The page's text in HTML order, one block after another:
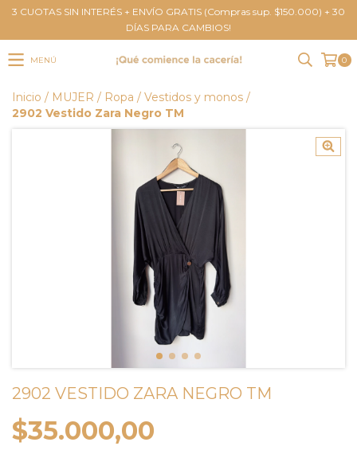
3 CUOTAS SIN INTERÉS + ENVÍO GRATIS (Compras sup. $150.000) + 30
DÍAS PARA CAMBIOS!
MENÚ 0
Inicio / MUJER / Ropa / Vestidos y monos /
2902 Vestido Zara Negro TM
2902 VESTIDO ZARA NEGRO TM
$35.000,00